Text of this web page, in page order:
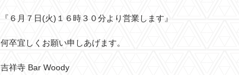
『６月７日(火)１６時３０分より営業します』
何卒宜しくお願い申しあげます。
吉祥寺 Bar Woody